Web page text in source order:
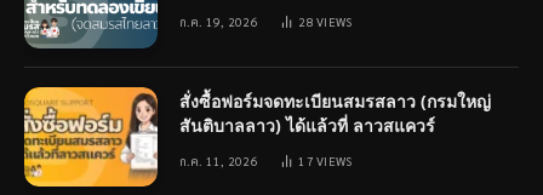
ก.ค. 19, 2026 28VIEWS
สั่งซื้อฟอร์มจดทะเบียนสมรสลาว (กรมใหญ่
สันติบาลลาว) ได้แล้วที่ ลาวสแควร์
ก.ค. 11, 2026 17VIEWS